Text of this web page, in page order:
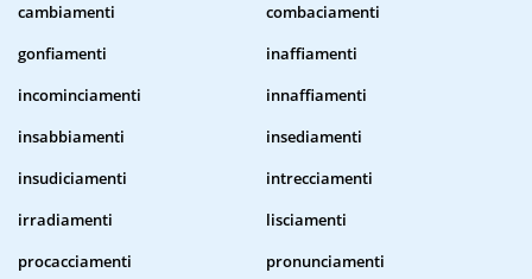
cambiamenti
combaciamenti
gonfiamenti
inaffiamenti
incominciamenti
innaffiamenti
insabbiamenti
insediamenti
insudiciamenti
intrecciamenti
irradiamenti
lisciamenti
procacciamenti
pronunciamenti